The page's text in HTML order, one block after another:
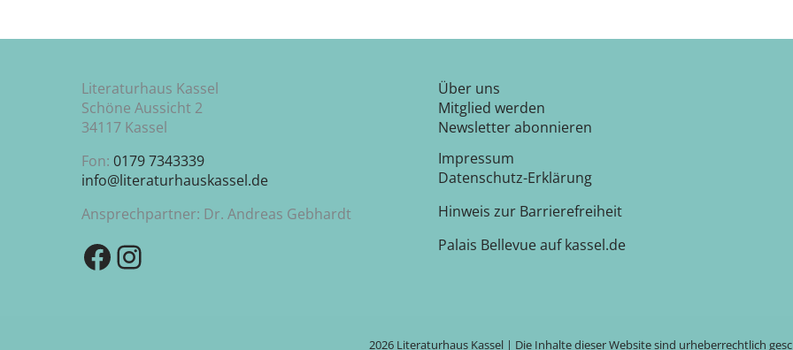
Literaturhaus Kassel
Schöne Aussicht 2
34117 Kassel
Fon: 0179 7343339
info@literaturhauskassel.de
Ansprechpartner: Dr. Andreas Gebhardt
Zu unserer Facebook-SeiteZu unserem Instagram-Kanal
Über uns
Mitglied werden
Newsletter abonnieren
Impressum
Datenschutz-Erklärung
Hinweis zur Barrierefreiheit
Palais Bellevue auf kassel.de
2026 Literaturhaus Kassel | Die Inhalte dieser Website sind urheberrechtlich